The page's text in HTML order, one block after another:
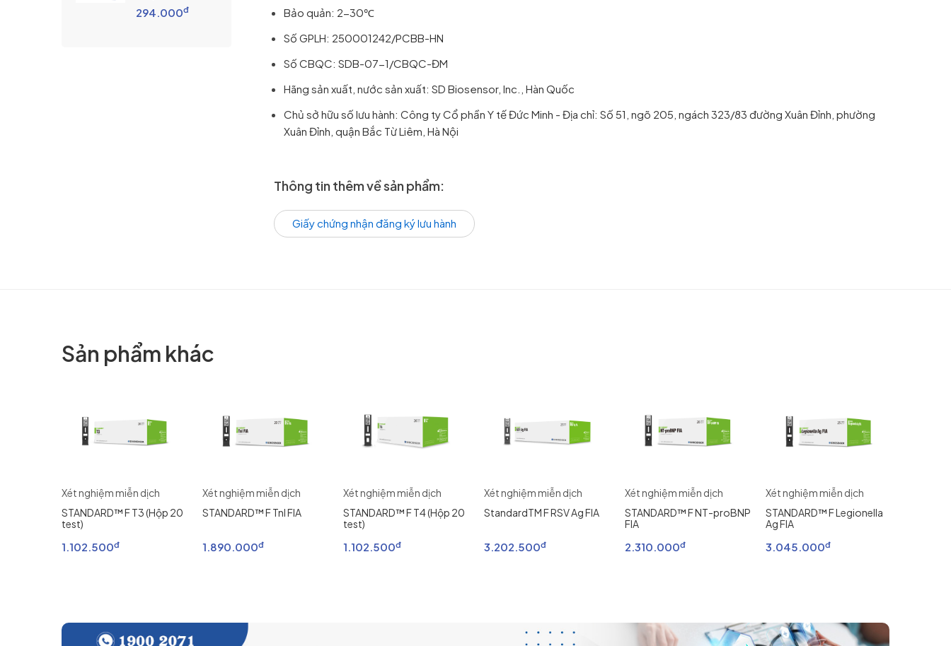
Bảo quản: 2-30℃
Số GPLH: 250001242/PCBB-HN
Số CBQC: SDB-07-1/CBQC-ĐM
Hãng sản xuất, nước sản xuất: SD Biosensor, Inc., Hàn Quốc
Chủ sở hữu số lưu hành: Công ty Cổ phần Y tế Đức Minh - Địa chỉ: Số 51, ngõ 205, ngách 323/83 đường Xuân Đỉnh, phường
Xuân Đỉnh, quận Bắc Từ Liêm, Hà Nội
Thông tin thêm về sản phẩm:
Giấy chứng nhận đăng ký lưu hành
294.000đ
Sản phẩm khác
Xét nghiệm miễn dịch
STANDARD™ F T3 (Hộp 20
test)
1.102.500đ
Xét nghiệm miễn dịch
STANDARD™ F Tnl FIA
1.890.000đ
Xét nghiệm miễn dịch
STANDARD™ F T4 (Hộp 20
test)
1.102.500đ
Xét nghiệm miễn dịch
StandardTM F RSV Ag FIA
3.202.500đ
Xét nghiệm miễn dịch
STANDARD™ F NT-proBNP
FIA
2.310.000đ
Xét nghiệm miễn dịch
STANDARD™ F Legionella
Ag FIA
3.045.000đ